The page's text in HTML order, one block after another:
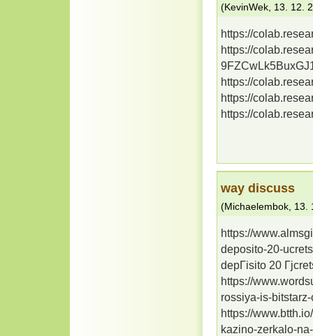
(KevinWek 13. 12.
https://
https://
https://
https://
https://
way discuss
(Michaelembok 13.
https://
deposito-20-
depГіsito 20
https://
rossiya-is-
https://
kazino-zerkalo-